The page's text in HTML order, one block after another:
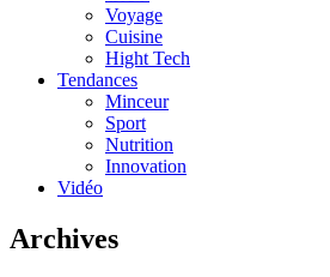
Voyage
Cuisine
Hight Tech
Tendances
Minceur
Sport
Nutrition
Innovation
Vidéo
Archives